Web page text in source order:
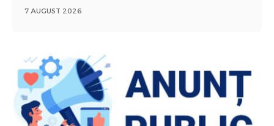
7 AUGUST 2026